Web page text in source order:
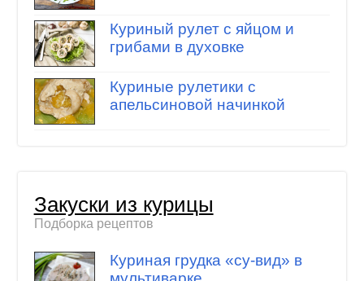
Куриный рулет с яйцом и
грибами в духовке
Куриные рулетики с
апельсиновой начинкой
Закуски из курицы
Подборка рецептов
Куриная грудка «су-вид» в